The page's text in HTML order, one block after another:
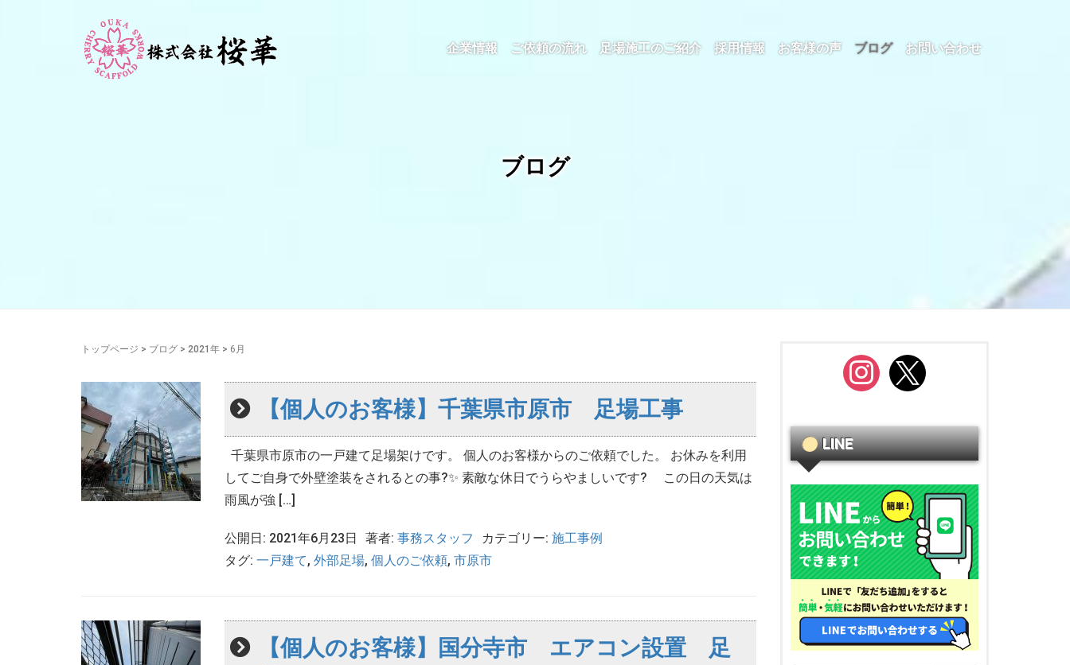
企業情報 ご依頼の流れ 足場施工のご紹介 採用情報 お客様の声 ブログ お問い合わせ
ブログ
トップページ > ブログ > 2021年 > 6月
【個人のお客様】千葉県市原市 足場工事
千葉県市原市の一戸建て足場架けです。 個人のお客様からのご依頼でした。 お休みを利用
してご自身で外壁塗装をされるとの事?✨ 素敵な休日でうらやましいです? この日の天気は
雨風が強 […]
公開日: 2021年6月23日 著者: 事務スタッフ カテゴリー: 施工事例
タグ: 一戸建て, 外部足場, 個人のご依頼, 市原市
【個人のお客様】国分寺市 エアコン設置 足
instagram
x
LINE